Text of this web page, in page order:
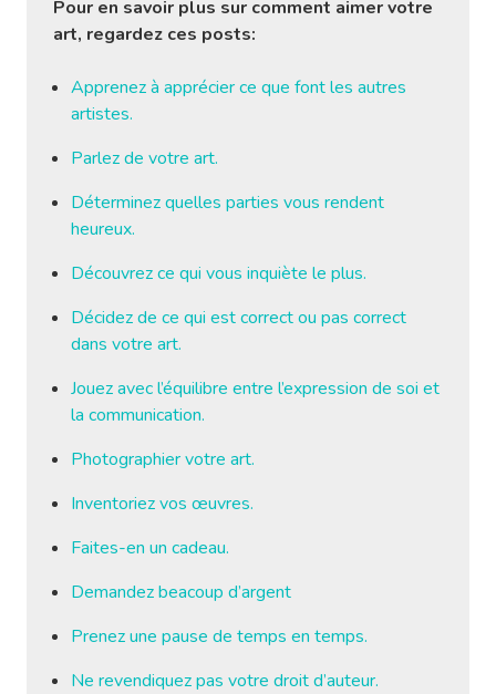
Pour en savoir plus sur comment aimer votre
art, regardez ces posts:
Apprenez à apprécier ce que font les autres
artistes.
Parlez de votre art.
Déterminez quelles parties vous rendent
heureux.
Découvrez ce qui vous inquiète le plus.
Décidez de ce qui est correct ou pas correct
dans votre art.
Jouez avec l’équilibre entre l’expression de soi et
la communication.
Photographier votre art.
Inventoriez vos œuvres.
Faites-en un cadeau.
Demandez beacoup d’argent
Prenez une pause de temps en temps.
Ne revendiquez pas votre droit d’auteur.